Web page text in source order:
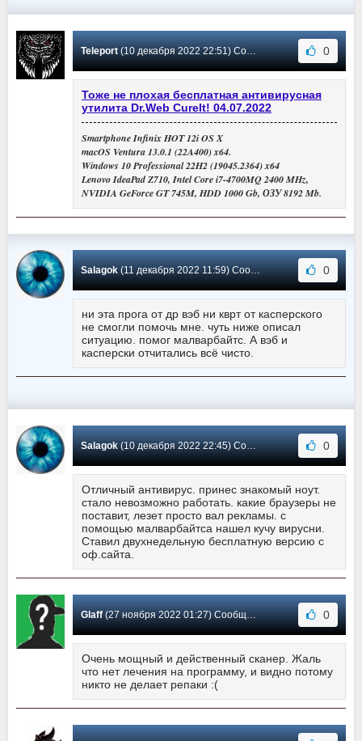
Teleport(10 декабря 2022 22:51) Сообщение #1813 0
Тоже не плохая бесплатная антивирусная
утилита Dr.Web CureIt! 04.07.2022
Smartphone Infinix HOT 12i OS X
macOS Ventura 13.0.1 (22A400) x64.
Windows 10 Professional 22H2 (19045.2364) x64
Lenovo IdeaPad Z710, Intel Core i7-4700MQ 2400 MHz,
NVIDIA GeForce GT 745M, HDD 1000 Gb, ОЗУ 8192 Mb.
Salagok(11 декабря 2022 11:59) Сообщение #1812 0
ни эта прога от др вэб ни кврт от касперского
не смогли помочь мне. чуть ниже описал
ситуацию. помог малварбайтс. А вэб и
касперски отчитались всё чисто.
Salagok(10 декабря 2022 22:45) Сообщение #1811 0
Отличный антивирус. принес знакомый ноут.
стало невозможно работать. какие браузеры не
поставит, лезет просто вал рекламы. с
помощью малварбайтса нашел кучу вирусни.
Ставил двухнедельную бесплатную версию с
оф.сайта.
Glaff(27 ноября 2022 01:27) Сообщение #1810 0
Очень мощный и действенный сканер. Жаль
что нет лечения на программу, и видно потому
никто не делает репаки :(